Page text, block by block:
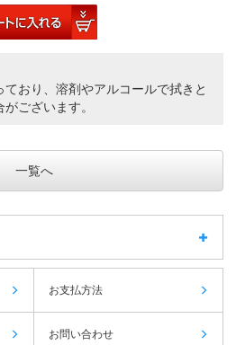
おり、溶剤やアルコールで拭きと
ございます。
一覧へ
お支払方法
お問い合わせ